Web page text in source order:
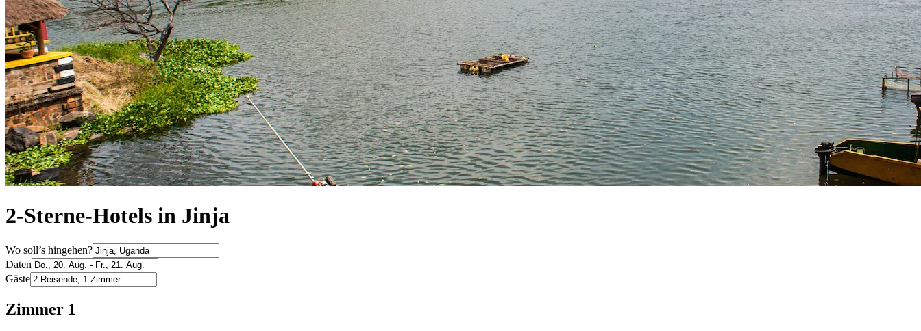
2-Sterne-Hotels in Jinja
Wo soll’s hingehen?
Daten
Gäste
Zimmer 1